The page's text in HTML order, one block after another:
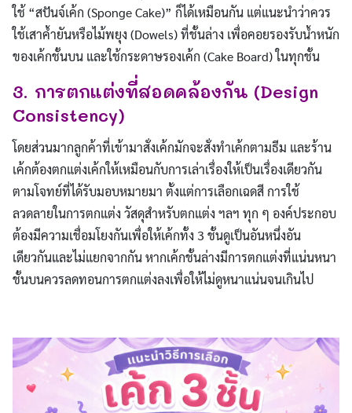
ใช้ “สปันจ์เค้ก (Sponge Cake)” ก็ได้เหมือนกัน แต่แนะนำว่าควร
ใช้เสาค้ำยันหรือไม้พยุง (Dowels) ที่ชั้นล่าง เพื่อคอยรองรับน้ำหนัก
ของเค้กชั้นบน และใช้กระดาษรองเค้ก (Cake Board) ในทุกชั้น
3. การตกแต่งที่สอดคล้องกัน (Design
Consistency)
โดยส่วนมากลูกค้าที่เข้ามาสั่งเค้กมักจะสั่งทำเค้กตามธีม และร้าน
เค้กต้องตกแต่งเค้กให้เหมือนกับการเล่าเรื่องให้เป็นเรื่องเดียวกัน
ตามโจทย์ที่ได้รับมอบหมายมา ตั้งแต่การเลือกเฉดสี การใช้
ลวดลายในการตกแต่ง วัสดุสำหรับตกแต่ง ฯลฯ ทุก ๆ องค์ประกอบ
ต้องมีความเชื่อมโยงกันเพื่อให้เค้กทั้ง 3 ชั้นดูเป็นอันหนึ่งอัน
เดียวกันและไม่แยกจากกัน หากเค้กชั้นล่างมีการตกแต่งที่แน่นหนา
ชั้นบนควรลดทอนการตกแต่งลงเพื่อให้ไม่ดูหนาแน่นจนเกินไป